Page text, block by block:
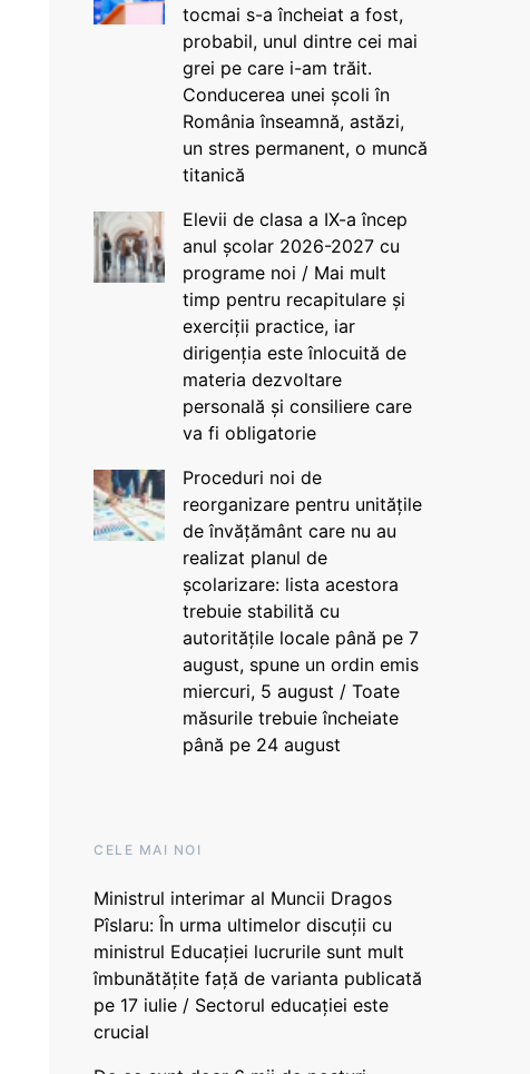
tocmai s-a încheiat a fost,
probabil, unul dintre cei mai
grei pe care i-am trăit.
Conducerea unei școli în
România înseamnă, astăzi,
un stres permanent, o muncă
titanică
Elevii de clasa a IX-a încep
anul școlar 2026-2027 cu
programe noi / Mai mult
timp pentru recapitulare și
exerciții practice, iar
dirigenția este înlocuită de
materia dezvoltare
personală și consiliere care
va fi obligatorie
Proceduri noi de
reorganizare pentru unitățile
de învățământ care nu au
realizat planul de
școlarizare: lista acestora
trebuie stabilită cu
autoritățile locale până pe 7
august, spune un ordin emis
miercuri, 5 august / Toate
măsurile trebuie încheiate
până pe 24 august
CELE MAI NOI
Ministrul interimar al Muncii Dragos
Pîslaru: În urma ultimelor discuții cu
ministrul Educației lucrurile sunt mult
îmbunătățite față de varianta publicată
pe 17 iulie / Sectorul educației este
crucial